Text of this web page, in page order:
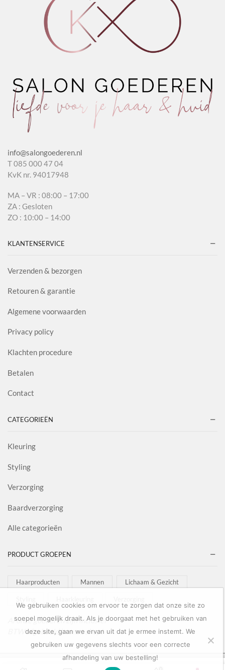
info@salongoederen.nl
T 085 000 47 04
KvK nr. 94017948
MA – VR : 08:00 – 17:00
ZA : Gesloten
ZO : 10:00 – 14:00
KLANTENSERVICE
Verzenden & bezorgen
Retouren & garantie
Algemene voorwaarden
Privacy policy
Klachten procedure
Betalen
Contact
CATEGORIEËN
Kleuring
Styling
Verzorging
Baardverzorging
Alle categorieën
PRODUCT GROEPEN
Haarproducten Mannen Lichaam & Gezicht
Al onze goederen zijn inclusief
BTW afgebeeld in onze shop!
Copyright © 2022Salon Goederen
We gebruiken cookies om ervoor te zorgen dat onze site zo
soepel mogelijk draait. Als je doorgaat met het gebruiken van
deze site, gaan we ervan uit dat je ermee instemt. We
gebruiken uw gegevens slechts voor een correcte
afhandeling van uw bestelling!